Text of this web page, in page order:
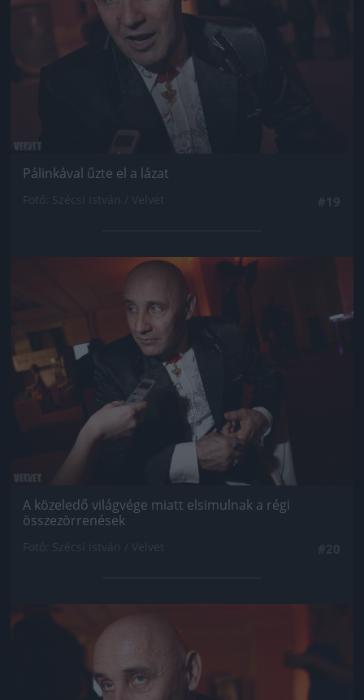
Pálinkával űzte el a lázat
Jön még kép!
A közeledő világvége miatt elsimulnak a régi
összezörrenések
Jön még kép!